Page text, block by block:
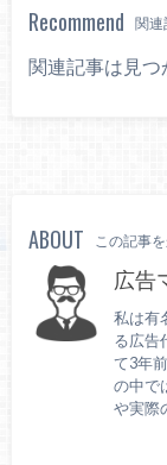
Recommend 関連
関連記事は見つ
ABOUT この記事
広告
私は有
る広告
て3年
の中で
や実際